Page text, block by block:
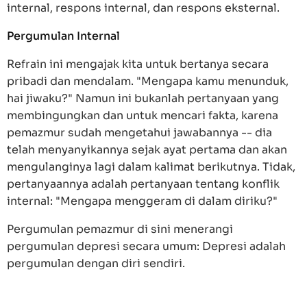
internal, respons internal, dan respons eksternal.
Pergumulan Internal
Refrain ini mengajak kita untuk bertanya secara
pribadi dan mendalam. "Mengapa kamu menunduk,
hai jiwaku?" Namun ini bukanlah pertanyaan yang
membingungkan dan untuk mencari fakta, karena
pemazmur sudah mengetahui jawabannya -- dia
telah menyanyikannya sejak ayat pertama dan akan
mengulanginya lagi dalam kalimat berikutnya. Tidak,
pertanyaannya adalah pertanyaan tentang konflik
internal: "Mengapa menggeram di dalam diriku?"
Pergumulan pemazmur di sini menerangi
pergumulan depresi secara umum: Depresi adalah
pergumulan dengan diri sendiri.